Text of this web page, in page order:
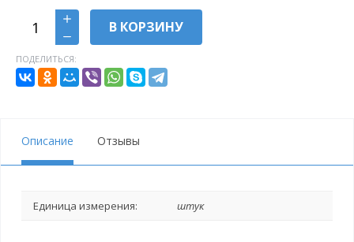
В КОРЗИНУ
ПОДЕЛИТЬСЯ:
Описание Отзывы
Единица измерения: штук